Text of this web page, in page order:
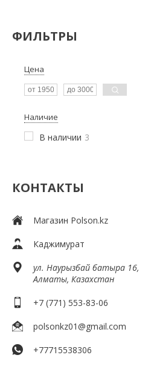
ФИЛЬТРЫ
Цена
Наличие
В наличии 3
КОНТАКТЫ
Магазин Polson.kz
Каджимурат
ул. Наурызбай батыра 16,
Алматы, Казахстан
+7 (771) 553-83-06
polsonkz01@gmail.com
+77715538306